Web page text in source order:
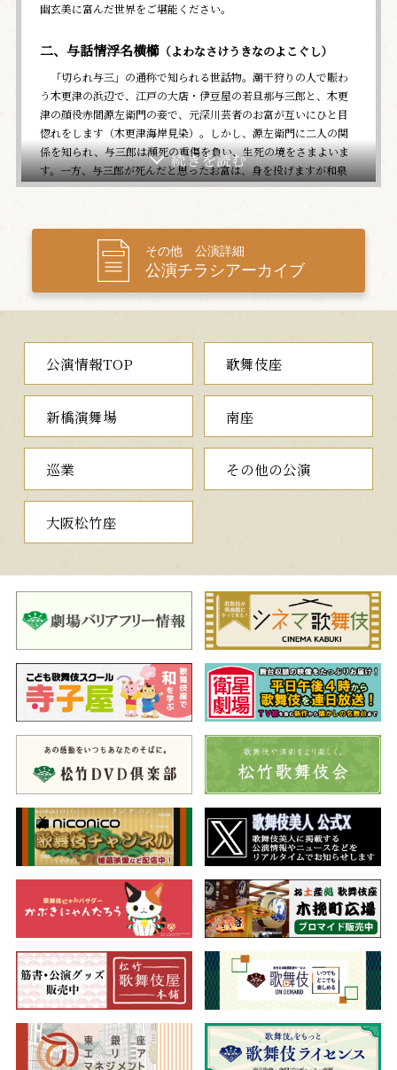
幽玄美に富んだ世界をご堪能ください。
二、与話情浮名横櫛（よわなさけうきなのよこぐし）
「切られ与三」の通称で知られる世話物。潮干狩りの人で賑わ
う木更津の浜辺で、江戸の大店・伊豆屋の若旦那与三郎と、木更
津の顔役赤間源左衛門の妾で、元深川芸者のお富が互いにひと目
惚れをします（木更津海岸見染）。しかし、源左衛門に二人の関
係を知られ、与三郎は瀕死の重傷を負い、生死の境をさまよいま
す。一方、与三郎が死んだと思ったお富は、身を投げますが和泉
屋多左衛門に救われます。それから3年、お富が源左衛門と暮らす
「しがねぇ恋の情けが仇」から始まる与三郎の名ぜりふがお馴染
みの名作にご期待ください。
夜の部
一、傾城反魂香 （けいせいはんごんこう）
近松門左衛門作の時代浄瑠璃を基にした人気演目です。絵師・
土佐将監の弟子の浮世又平は、生来言葉が不自由のため、妻のお
とくが甲斐甲斐しく支えています。弟弟子の修理之助が師から土
佐の苗字を許されたことを知り、女房のおとくは将監に対し、又
には与えられないと突き放します。弟弟子に先を越され死を覚悟
した又平が、この世の名残にと一心に手水鉢に自画像を描くと、
ださい。
二、新古演劇十種の内身替座禅（みがわりざぜん）
狂言の大曲『花子』を題材にした舞踊劇。大名の山蔭右京は愛
人の花子が都にやってきたことを知り、なんとか会いたいと思い
ますが、妻の玉の井が怖くて出かけられません。そこで右京は邸
内の持仏堂にひと晩籠って座禅をすると嘘をつき、家来の太郎冠
者を身替りに立て、花子のもとへ向かいます。しかし、このこと
が玉の井に知られ、玉の井は太郎冠者と入れ替わり、衾を被って
右京を待つことに。ほろ酔い加減で戻ってきた右京は、座禅の主
松羽目物に相応しい格調と品格のなかに、ユーモアがあふれる舞
台をお楽しみください。
その他 公演詳細
公演チラシアーカイブ
公演情報TOP 歌舞伎座
新橋演舞場 南座
巡業 その他の公演
大阪松竹座